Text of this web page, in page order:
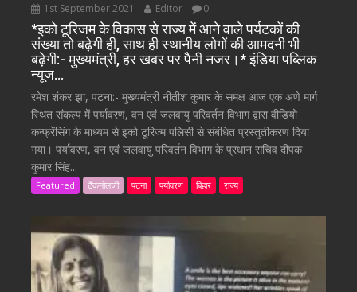
1st September 2021 Editor 0
*इको टूरिजम के विकास से राज्य में आने वाले पर्यटकों की
संख्या तो बढ़ेगी ही, साथ ही स्थानीय लोगों की आमदनी भी
बढ़ेगी:- मुख्यमंत्री, हर खबर पर पैनी नजर।* इंडिया पब्लिक
न्यूज…
रमेश शंकर झा, पटना:- मुख्यमंत्री नीतीश कुमार के समक्ष आज एक अणे मार्ग
स्थित संकल्प में पर्यावरण, वन एवं जलवायु परिवर्तन विभाग द्वारा वीडियो
कन्फ्रेंसिंग के माध्यम से इको टूरिज्म पलिसी से संबंधित प्रस्तुतीकरण दिया
गया। पर्यावरण, वन एवं जलवायु परिवर्तन विभाग के प्रधान सचिव दीपक
कुमार सिंह...
Featured टैकनोलजी पटना पर्यावरण बिहार राज्य